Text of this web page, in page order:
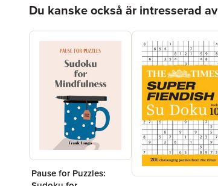
Du kanske också är intresserad av
Pause for Puzzles: